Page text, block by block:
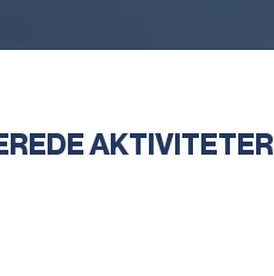
AKTIVITETER